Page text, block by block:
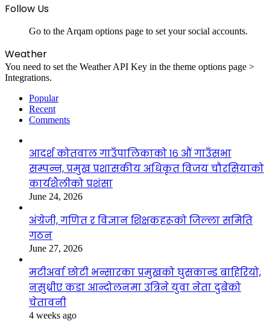
Follow Us
Go to the Arqam options page to set your social accounts.
Weather
You need to set the Weather API Key in the theme options page >
Integrations.
Popular
Recent
Comments
आदर्श कोतवाल गाउँपालिकाको १६ औं गाउँसभा
सम्पन्न, प्रमुख प्रशासकीय अधिकृत विजय चौरसियाको
कार्यशैलीको प्रशंसा
June 24, 2026
अंग्रेजी, गणित र विज्ञान शिक्षकहरूको जिल्ला समिति
गठन
June 27, 2026
मटीअर्वा छोटी भन्सारका प्रमुखको घुसकान्ड बाहिरियो,
नसुध्रीए कडा आन्दोलनमा उत्रिने युवा नेता दुबेको
चेतावनी
4 weeks ago